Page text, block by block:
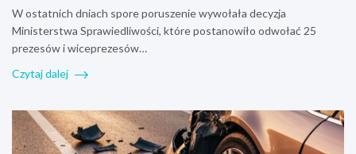
W ostatnich dniach spore poruszenie wywołała decyzja
Ministerstwa Sprawiedliwości, które postanowiło odwołać 25
prezesów i wiceprezesów…
Czytaj dalej